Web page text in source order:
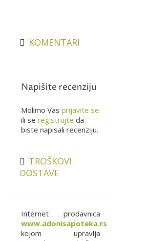
KOMENTARI
Napišite recenziju
Molimo Vas prijavite se
ili se registrujte da
biste napisali recenziju.
TROŠKOVI
DOSTAVE
Internet prodavnica
www.adonisapoteka.rs
kojom upravlja